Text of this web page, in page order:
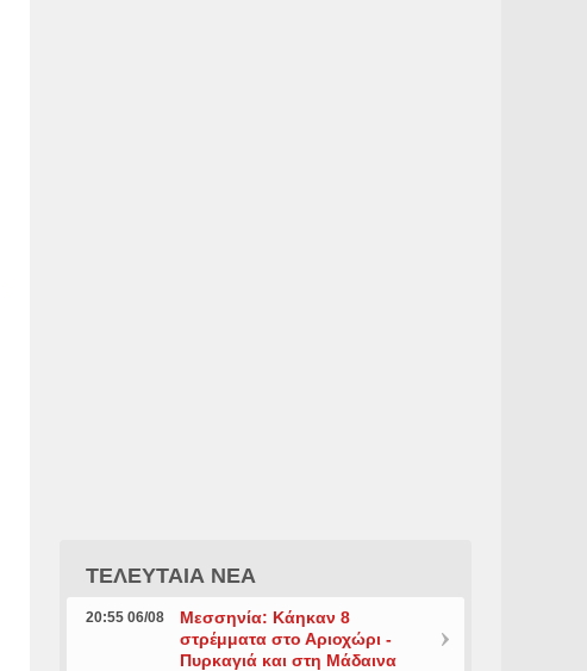
ΤΕΛΕΥΤΑΙΑ ΝΕΑ
20:55 06/08
Μεσσηνία: Κάηκαν 8
στρέμματα στο Αριοχώρι -
Πυρκαγιά και στη Μάδαινα